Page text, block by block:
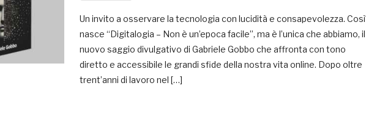
Un invito a osservare la tecnologia con lucidità e consapevolezza. Così
nasce “Digitalogia – Non è un’epoca facile”, ma è l’unica che abbiamo, il
nuovo saggio divulgativo di Gabriele Gobbo che affronta con tono
diretto e accessibile le grandi sfide della nostra vita online. Dopo oltre
trent’anni di lavoro nel […]